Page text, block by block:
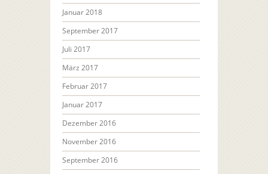
Januar 2018
September 2017
Juli 2017
März 2017
Februar 2017
Januar 2017
Dezember 2016
November 2016
September 2016